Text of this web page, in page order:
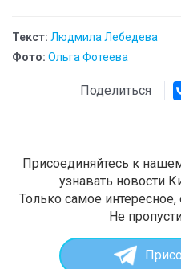
Текст: Людмила Лебедева
Фото: Ольга Фотеева
Поделиться
Присоединяйтесь к
узнавать новости
Только самое
Не